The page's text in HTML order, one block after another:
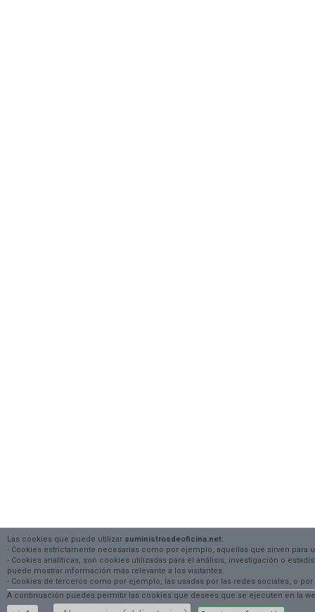
Las cookies que puede utilizar suministrosdeoficina.net:
- Cookies estrictamente necesarias como por ejemplo, aquellas que sirven
- Cookies analíticas, son cookies utilizadas para el análisis, investigación o
puede mostrar información más relevante a los visitantes.
- Cookies de terceros como por ejemplo, las usadas por las redes sociales, o
A continuación puedes permitir las cookies que desees que se ejecuten en la